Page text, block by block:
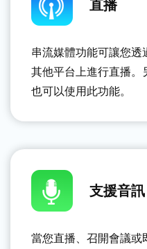
直播
串流媒體功能可讓您
其他平台上進行直播。
也可以使用此功能。
支援音訊
當您直播、召開會議